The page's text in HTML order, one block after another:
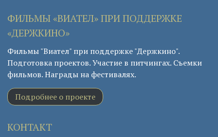
ФИЛЬМЫ «ВИАТЕЛ» ПРИ ПОДДЕРЖКЕ
«ДЕРЖКИНО»
Фильмы "Виател" при поддержке "Держкино".
Подготовка проектов. Участие в питчингах. Съемки
фильмов. Награды на фестивалях.
Подробнее о проекте
КОНТАКТ